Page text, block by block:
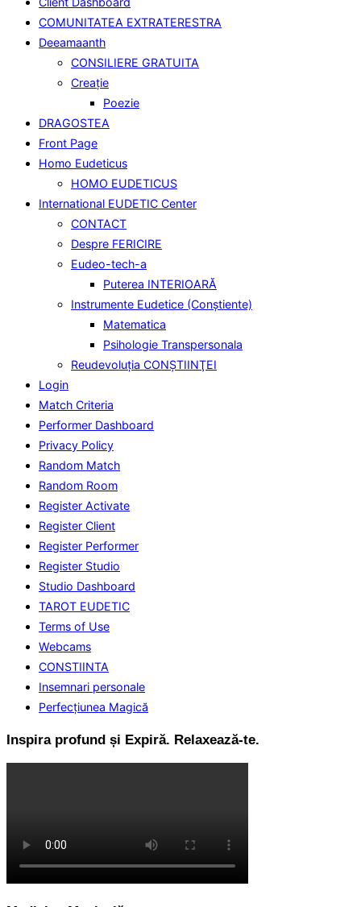
COMUNITATEA EXTRATERESTRA
Deeamaanth
CONSILIERE GRATUITA
Creaţie
Poezie
DRAGOSTEA
Front Page
Homo Eudeticus
HOMO EUDETICUS
International EUDETIC Center
CONTACT
Despre FERICIRE
Eudeo-tech-a
Puterea INTERIOARĂ
Instrumente Eudetice (Conştiente)
Matematica
Psihologie Transpersonala
Reudevoluţia CONŞTIINŢEI
Login
Match Criteria
Performer Dashboard
Privacy Policy
Random Match
Random Room
Register Activate
Register Client
Register Performer
Register Studio
Studio Dashboard
TAROT EUDETIC
Terms of Use
Webcams
CONSTIINTA
Insemnari personale
Perfecţiunea Magică
Inspira profund și Expiră. Relaxează-te.